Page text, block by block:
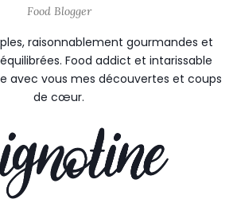
Food Blogger
raisonnablement gourmandes et
Food addict et intarissable
avec vous mes découvertes et coups
de cœur.